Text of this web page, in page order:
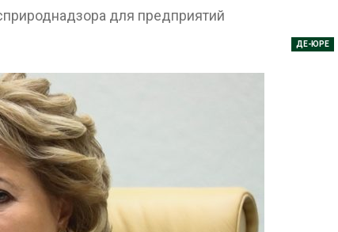
для предприятий
ДЕ-ЮРЕ
мусорных
и уборку
канал вновь
загрузку
за дефицита
воды
спроса со стороны ИИ
увеличить вложения в
защиту природы на фоне
роста ущерба от пожаров